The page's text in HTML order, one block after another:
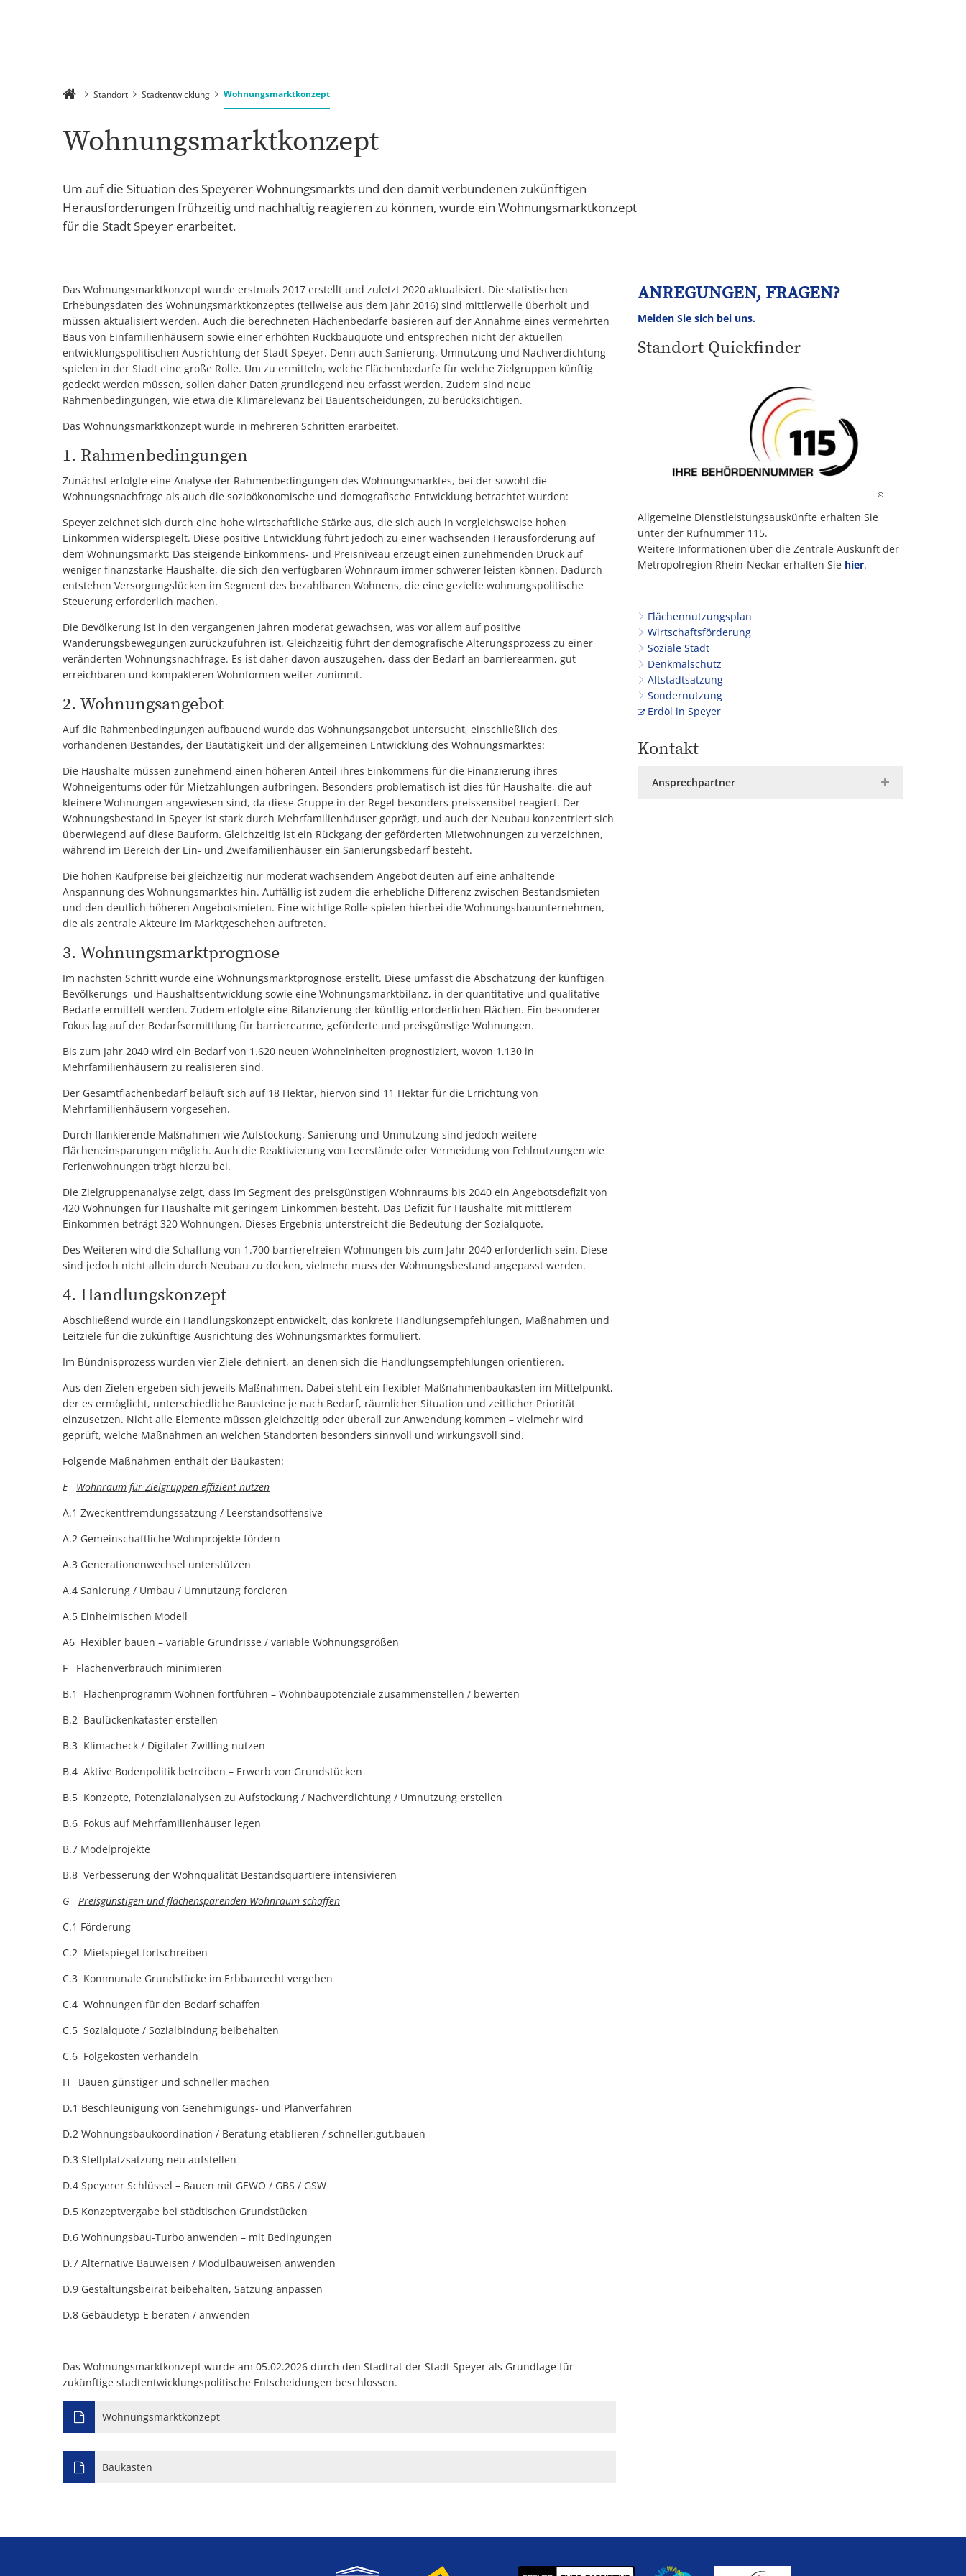
Standort Stadtentwicklung Wohnungsmarktkonzept
Wohnungsmarktkonzept
Um auf die Situation des Speyerer Wohnungsmarkts und den damit verbundenen zukünftigen
Herausforderungen frühzeitig und nachhaltig reagieren zu können, wurde ein Wohnungsmarktkonzept
für die Stadt Speyer erarbeitet.
Das Wohnungsmarktkonzept wurde erstmals 2017 erstellt und zuletzt 2020 aktualisiert. Die statistischen
Erhebungsdaten des Wohnungsmarktkonzeptes (teilweise aus dem Jahr 2016) sind mittlerweile überholt und
müssen aktualisiert werden. Auch die berechneten Flächenbedarfe basieren auf der Annahme eines vermehrten
Baus von Einfamilienhäusern sowie einer erhöhten Rückbauquote und entsprechen nicht der aktuellen
entwicklungspolitischen Ausrichtung der Stadt Speyer. Denn auch Sanierung, Umnutzung und Nachverdichtung
spielen in der Stadt eine große Rolle. Um zu ermitteln, welche Flächenbedarfe für welche Zielgruppen künftig
gedeckt werden müssen, sollen daher Daten grundlegend neu erfasst werden. Zudem sind neue
Rahmenbedingungen, wie etwa die Klimarelevanz bei Bauentscheidungen, zu berücksichtigen.
Das Wohnungsmarktkonzept wurde in mehreren Schritten erarbeitet.
1. Rahmenbedingungen
Zunächst erfolgte eine Analyse der Rahmenbedingungen des Wohnungsmarktes, bei der sowohl die
Wohnungsnachfrage als auch die sozioökonomische und demografische Entwicklung betrachtet wurden:
Speyer zeichnet sich durch eine hohe wirtschaftliche Stärke aus, die sich auch in vergleichsweise hohen
Einkommen widerspiegelt. Diese positive Entwicklung führt jedoch zu einer wachsenden Herausforderung auf
dem Wohnungsmarkt: Das steigende Einkommens- und Preisniveau erzeugt einen zunehmenden Druck auf
weniger finanzstarke Haushalte, die sich den verfügbaren Wohnraum immer schwerer leisten können. Dadurch
entstehen Versorgungslücken im Segment des bezahlbaren Wohnens, die eine gezielte wohnungspolitische
Steuerung erforderlich machen.
Die Bevölkerung ist in den vergangenen Jahren moderat gewachsen, was vor allem auf positive
Wanderungsbewegungen zurückzuführen ist. Gleichzeitig führt der demografische Alterungsprozess zu einer
veränderten Wohnungsnachfrage. Es ist daher davon auszugehen, dass der Bedarf an barrierearmen, gut
erreichbaren und kompakteren Wohnformen weiter zunimmt.
2. Wohnungsangebot
Auf die Rahmenbedingungen aufbauend wurde das Wohnungsangebot untersucht, einschließlich des
vorhandenen Bestandes, der Bautätigkeit und der allgemeinen Entwicklung des Wohnungsmarktes:
Die Haushalte müssen zunehmend einen höheren Anteil ihres Einkommens für die Finanzierung ihres
Wohneigentums oder für Mietzahlungen aufbringen. Besonders problematisch ist dies für Haushalte, die auf
kleinere Wohnungen angewiesen sind, da diese Gruppe in der Regel besonders preissensibel reagiert. Der
Wohnungsbestand in Speyer ist stark durch Mehrfamilienhäuser geprägt, und auch der Neubau konzentriert sich
überwiegend auf diese Bauform. Gleichzeitig ist ein Rückgang der geförderten Mietwohnungen zu verzeichnen,
während im Bereich der Ein- und Zweifamilienhäuser ein Sanierungsbedarf besteht.
Die hohen Kaufpreise bei gleichzeitig nur moderat wachsendem Angebot deuten auf eine anhaltende
Anspannung des Wohnungsmarktes hin. Auffällig ist zudem die erhebliche Differenz zwischen Bestandsmieten
und den deutlich höheren Angebotsmieten. Eine wichtige Rolle spielen hierbei die Wohnungsbauunternehmen,
die als zentrale Akteure im Marktgeschehen auftreten.
3. Wohnungsmarktprognose
Im nächsten Schritt wurde eine Wohnungsmarktprognose erstellt. Diese umfasst die Abschätzung der künftigen
Bevölkerungs- und Haushaltsentwicklung sowie eine Wohnungsmarktbilanz, in der quantitative und qualitative
Bedarfe ermittelt werden. Zudem erfolgte eine Bilanzierung der künftig erforderlichen Flächen. Ein besonderer
Fokus lag auf der Bedarfsermittlung für barrierearme, geförderte und preisgünstige Wohnungen.
Bis zum Jahr 2040 wird ein Bedarf von 1.620 neuen Wohneinheiten prognostiziert, wovon 1.130 in
Mehrfamilienhäusern zu realisieren sind.
Der Gesamtflächenbedarf beläuft sich auf 18 Hektar, hiervon sind 11 Hektar für die Errichtung von
Mehrfamilienhäusern vorgesehen.
Durch flankierende Maßnahmen wie Aufstockung, Sanierung und Umnutzung sind jedoch weitere
Flächeneinsparungen möglich. Auch die Reaktivierung von Leerstände oder Vermeidung von Fehlnutzungen wie
Ferienwohnungen trägt hierzu bei.
Die Zielgruppenanalyse zeigt, dass im Segment des preisgünstigen Wohnraums bis 2040 ein Angebotsdefizit von
420 Wohnungen für Haushalte mit geringem Einkommen besteht. Das Defizit für Haushalte mit mittlerem
Einkommen beträgt 320 Wohnungen. Dieses Ergebnis unterstreicht die Bedeutung der Sozialquote.
Des Weiteren wird die Schaffung von 1.700 barrierefreien Wohnungen bis zum Jahr 2040 erforderlich sein. Diese
sind jedoch nicht allein durch Neubau zu decken, vielmehr muss der Wohnungsbestand angepasst werden.
4. Handlungskonzept
Abschließend wurde ein Handlungskonzept entwickelt, das konkrete Handlungsempfehlungen, Maßnahmen und
Leitziele für die zukünftige Ausrichtung des Wohnungsmarktes formuliert.
Im Bündnisprozess wurden vier Ziele definiert, an denen sich die Handlungsempfehlungen orientieren.
Aus den Zielen ergeben sich jeweils Maßnahmen. Dabei steht ein flexibler Maßnahmenbaukasten im Mittelpunkt,
der es ermöglicht, unterschiedliche Bausteine je nach Bedarf, räumlicher Situation und zeitlicher Priorität
einzusetzen. Nicht alle Elemente müssen gleichzeitig oder überall zur Anwendung kommen – vielmehr wird
geprüft, welche Maßnahmen an welchen Standorten besonders sinnvoll und wirkungsvoll sind.
Folgende Maßnahmen enthält der Baukasten:
E Wohnraum für Zielgruppen effizient nutzen
A.1 Zweckentfremdungssatzung / Leerstandsoffensive
A.2 Gemeinschaftliche Wohnprojekte fördern
A.3 Generationenwechsel unterstützen
A.4 Sanierung / Umbau / Umnutzung forcieren
A.5 Einheimischen Modell
A6 Flexibler bauen – variable Grundrisse / variable Wohnungsgrößen
F Flächenverbrauch minimieren
B.1 Flächenprogramm Wohnen fortführen – Wohnbaupotenziale zusammen­stellen / bewerten
B.2 Baulückenkataster erstellen
B.3 Klimacheck / Digitaler Zwilling nutzen
B.4 Aktive Bodenpolitik betreiben – Erwerb von Grundstücken
B.5 Konzepte, Potenzialanalysen zu Aufstockung / Nachverdichtung / Umnut­zung erstellen
B.6 Fokus auf Mehrfamilienhäuser legen
B.7 Modelprojekte
B.8 Verbesserung der Wohnqualität Bestandsquartiere intensivieren
G Preisgünstigen und flächensparenden Wohnraum schaffen
C.1 Förderung
C.2 Mietspiegel fortschreiben
C.3 Kommunale Grundstücke im Erbbaurecht vergeben
C.4 Wohnungen für den Bedarf schaffen
C.5 Sozialquote / Sozialbindung beibehalten
C.6 Folgekosten verhandeln
H Bauen günstiger und schneller machen
D.1 Beschleunigung von Genehmigungs- und Planverfahren
D.2 Wohnungsbaukoordination / Beratung etablieren / schneller.gut.bauen
D.3 Stellplatzsatzung neu aufstellen
D.4 Speyerer Schlüssel – Bauen mit GEWO / GBS / GSW
D.5 Konzeptvergabe bei städtischen Grundstücken
D.6 Wohnungsbau-Turbo anwenden – mit Bedingungen
D.7 Alternative Bauweisen / Modulbauweisen anwenden
D.9 Gestaltungsbeirat beibehalten, Satzung anpassen
D.8 Gebäudetyp E beraten / anwenden
Das Wohnungsmarktkonzept wurde am 05.02.2026 durch den Stadtrat der Stadt Speyer als Grundlage für
zukünftige stadtentwicklungspolitische Entscheidungen beschlossen.
Wohnungsmarktkonzept
Baukasten
ANREGUNGEN, FRAGEN?
Melden Sie sich bei uns.
Standort Quickfinder
©
Allgemeine Dienstleistungsauskünfte erhalten Sie
unter der Rufnummer 115.
Weitere Informationen über die Zentrale Auskunft der
Metropolregion Rhein-Neckar erhalten Sie hier.
Flächennutzungsplan
Wirtschaftsförderung
Soziale Stadt
Denkmalschutz
Altstadtsatzung
Sondernutzung
Erdöl in Speyer
Kontakt
Ansprechpartner